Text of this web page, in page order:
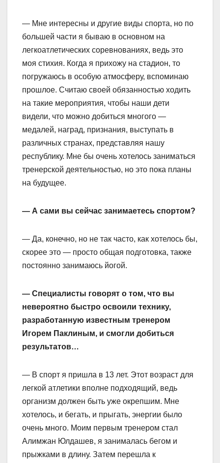
— Мне интересны и другие виды спорта, но по
большей части я бываю в основном на
легкоатлетических соревнованиях, ведь это
моя стихия. Когда я прихожу на стадион, то
погружаюсь в особую атмосферу, вспоминаю
прошлое. Считаю своей обязанностью ходить
на такие мероприятия, чтобы наши дети
видели, что можно добиться многого —
медалей, наград, признания, выступать в
различных странах, представляя нашу
республику. Мне бы очень хотелось заниматься
тренерской деятельностью, но это пока планы
на будущее.
— А сами вы сейчас занимаетесь спортом?
— Да, конечно, но не так часто, как хотелось бы,
скорее это — просто общая подготовка, также
постоянно занимаюсь йогой.
— Специалисты говорят о том, что вы
невероятно быстро освоили технику,
разработанную известным тренером
Игорем Паклиным, и смогли добиться
результатов…
— В спорт я пришла в 13 лет. Этот возраст для
легкой атлетики вполне подходящий, ведь
организм должен быть уже окрепшим. Мне
хотелось, и бегать, и прыгать, энергии было
очень много. Моим первым тренером стал
Алимжан Юлдашев, я занималась бегом и
прыжками в длину. Затем перешла к